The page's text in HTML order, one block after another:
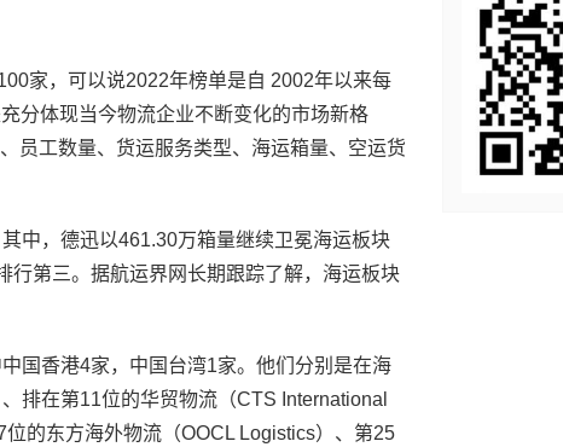
家，可以说2022年榜单是自 2002年以来每
分体现当今物流企业不断变化的市场新格
员工数量、货运服务类型、海运箱量、空运货
中，德迅以461.30万箱量继续卫冕海运板块
第三。据航运界网长期跟踪了解，海运板块
国香港4家，中国台湾1家。他们分别是在海
排在第11位的华贸物流（CTS International
的东方海外物流（OOCL Logistics）、第25